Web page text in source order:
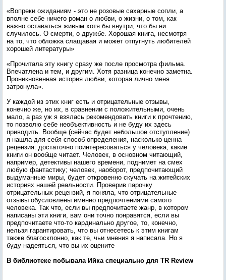
«Вопреки ожиданиям - это не розовые сахарные сопли, а
вполне себе ничего роман о любви, о жизни, о том, как
важно оставаться живым хотя бы внутри, что бы ни
случилось. О смерти, о дружбе. Хорошая книга, несмотря
на то, что обложка слащавая и может отпугнуть любителей
хорошей литературы»
«Прочитала эту книгу сразу же после просмотра фильма.
Впечатлена и тем, и другим. Хотя разница конечно заметна.
Проникновенная история любви, которая лично меня
затронула».
У каждой из этих книг есть и отрицательные отзывы,
конечно же, но их, в сравнении с положительными, очень
мало, а раз уж я взялась рекомендовать книги к прочтению,
то позволю себе необъективность и не буду их здесь
приводить. Вообще (сейчас будет небольшое отступление)
я нашла для себя способ определения, насколько ценна
рецензия: достаточно поинтересоваться у человека, какие
книги он вообще читает. Человек, в основном читающий,
например, детективы нашего времени, поднимет на смех
любую фантастику; человек, наоборот, предпочитающий
выдуманные миры, будет откровенно скучать на житейских
историях нашей реальности. Проверив парочку
отрицательных рецензий, я поняла, что отрицательные
отзывы обусловлены именно предпочтениями самого
человека. Так что, если вы предпочитаете жанр, в котором
написаны эти книги, вам они точно понравятся, если вы
предпочитаете что-то кардинально другое, то, конечно,
нельзя гарантировать, что вы отнесетесь к этим книгам
также благосклонно, как те, чьи мнения я написала. Но я
буду надеяться, что вы их оцените
В библиотеке побывала Ийка специально для TR Review